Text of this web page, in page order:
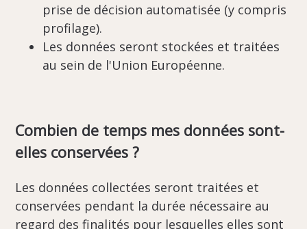
prise de décision automatisée (y compris
profilage).
Les données seront stockées et traitées
au sein de l'Union Européenne.
Combien de temps mes données sont-
elles conservées ?
Les données collectées seront traitées et
conservées pendant la durée nécessaire au
regard des finalités pour lesquelles elles sont